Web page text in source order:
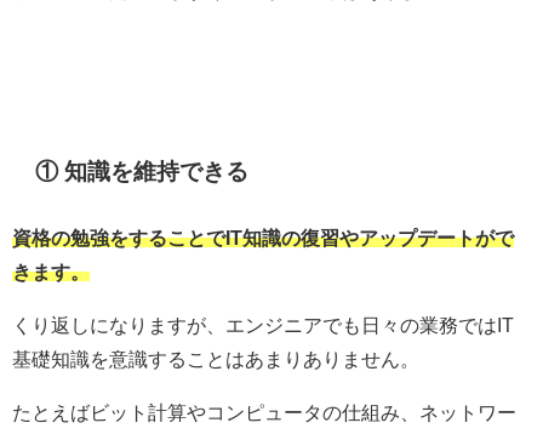
① 知識を維持できる
資格の勉強をすることでIT知識の復習やアップデートがで
きます。
くり返しになりますが、エンジニアでも日々の業務ではIT
基礎知識を意識することはあまりありません。
たとえばビット計算やコンピュータの仕組み、ネットワー